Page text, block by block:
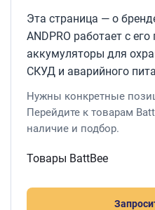
Эта страница — о
ANDPRO работает с
аккумуляторы для
СКУД и аварийного
Нужны конкретные
Перейдите к товарам
наличие и подбор.
Товары BattBee